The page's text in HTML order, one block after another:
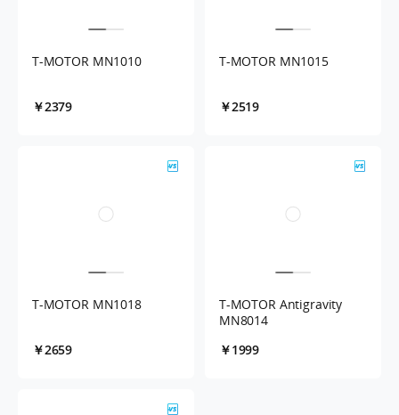
T-MOTOR MN1010
￥2379
T-MOTOR MN1015
￥2519
T-MOTOR MN1018
￥2659
T-MOTOR Antigravity
MN8014
￥1999